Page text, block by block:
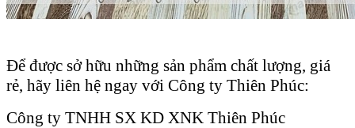
Để được sở hữu những sản phẩm chất lượng, giá
rẻ, hãy liên hệ ngay với Công ty Thiên Phúc:
Công ty TNHH SX KD XNK Thiên Phúc